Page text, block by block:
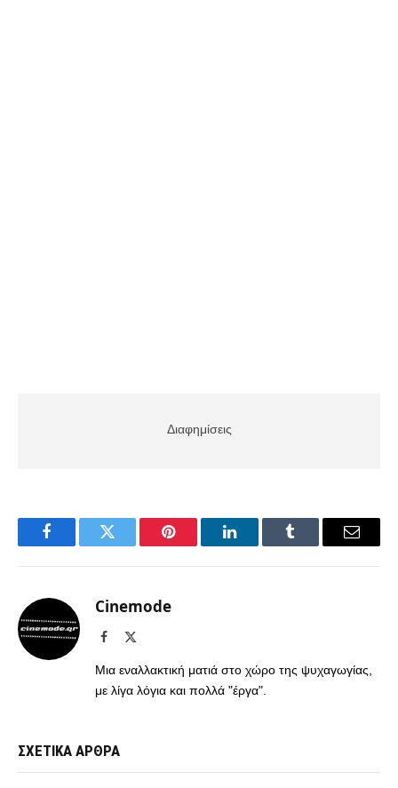
Διαφημίσεις
FacebookTwitter Pinterest LinkedInTumblr Email
Cinemode
Facebook
Μια εναλλακτική ματιά στο χώρο της ψυχαγωγίας,
με λίγα λόγια και πολλά "έργα".
ΣΧΕΤΙΚΑ ΑΡΘΡΑ